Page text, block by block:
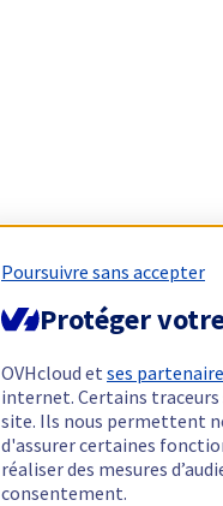
Poursuivre sans accepter
Protéger
OVHcloud et ses
internet. Certains
site. Ils nous permettent
d'assurer certaines
réaliser des mesures
consentement.